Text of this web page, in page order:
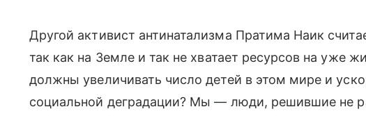
Другой активист антинатализма Пратима Наик
так как на Земле и так не хватает ресурсов на уже
должны увеличивать число детей в этом мире и
социальной деградации? Мы — люди, решившие не